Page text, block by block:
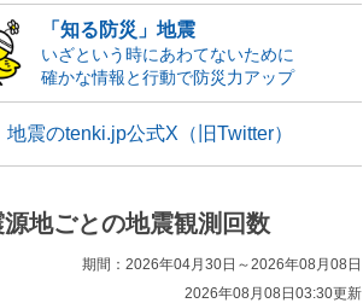
「知る防災」地震
いざという時にあわてないために
確かな情報と行動で防災力アップ
地震のtenki.jp公式X（旧Twitter）
源地ごとの地震観測回数
期間：2026年04月30日～2026年08月08日
2026年08月08日03:30更新